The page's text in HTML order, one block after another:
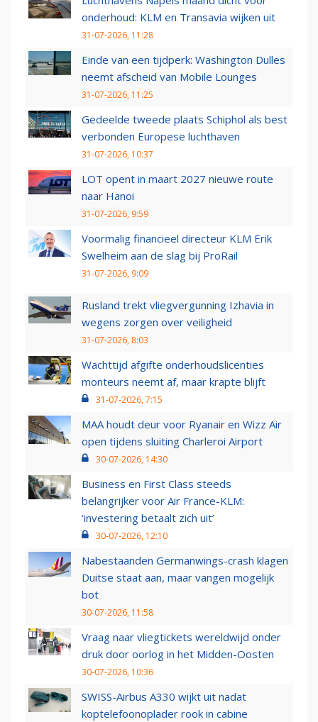
onderhoud: KLM en Transavia wijken uit
31-07-2026, 11:28
Einde van een tijdperk: Washington Dulles
neemt afscheid van Mobile Lounges
31-07-2026, 11:25
Gedeelde tweede plaats Schiphol als best
verbonden Europese luchthaven
31-07-2026, 10:37
LOT opent in maart 2027 nieuwe route
naar Hanoi
31-07-2026, 9:59
Voormalig financieel directeur KLM Erik
Swelheim aan de slag bij ProRail
31-07-2026, 9:09
Rusland trekt vliegvergunning Izhavia in
wegens zorgen over veiligheid
31-07-2026, 8:03
Wachttijd afgifte onderhoudslicenties
monteurs neemt af, maar krapte blijft
31-07-2026, 7:15
MAA houdt deur voor Ryanair en Wizz Air
open tijdens sluiting Charleroi Airport
30-07-2026, 14:30
Business en First Class steeds
belangrijker voor Air France-KLM:
‘investering betaalt zich uit’
30-07-2026, 12:10
Nabestaanden Germanwings-crash klagen
Duitse staat aan, maar vangen mogelijk
bot
30-07-2026, 11:58
Vraag naar vliegtickets wereldwijd onder
druk door oorlog in het Midden-Oosten
30-07-2026, 10:36
SWISS-Airbus A330 wijkt uit nadat
koptelefoonoplader rook in cabine